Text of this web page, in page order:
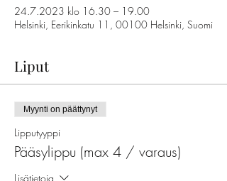
24.7.2023 klo 16.30 – 19.00
Helsinki, Eerikinkatu 11, 00100 Helsinki, Suomi
Liput
Myynti on päättynyt
Lipputyyppi
Pääsylippu (max 4 / varaus)
Lisätietoja